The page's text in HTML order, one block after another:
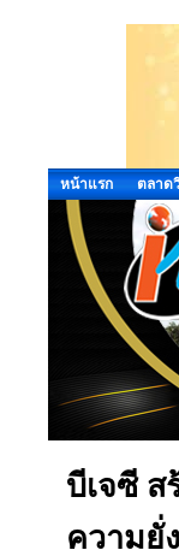
หน้าแรก ตลาด
บีเจซี ส
ความยั่